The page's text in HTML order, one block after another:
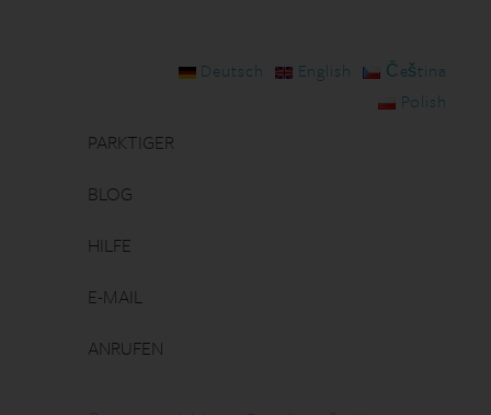
Deutsch English
Čeština
Polish
PARKTIGER
BLOG
HILFE
E-MAIL
ANRUFEN